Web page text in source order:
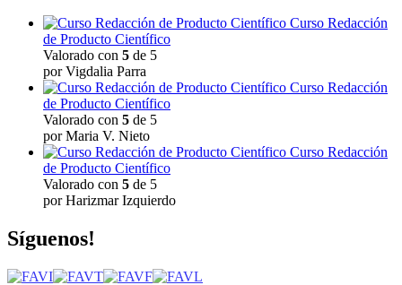
Curso Redacción
de Producto Científico
Valorado con 5 de 5
por Vigdalia Parra
Curso Redacción
de Producto Científico
Valorado con 5 de 5
por Maria V. Nieto
Curso Redacción
de Producto Científico
Valorado con 5 de 5
por Harizmar Izquierdo
Síguenos!